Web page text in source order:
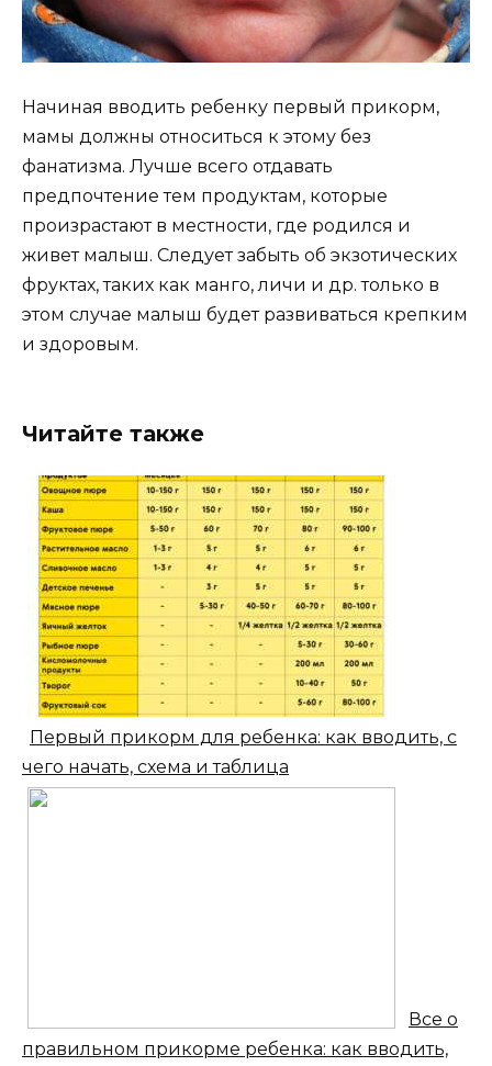
Начиная вводить ребенку первый прикорм,
мамы должны относиться к этому без
фанатизма. Лучше всего отдавать
предпочтение тем продуктам, которые
произрастают в местности, где родился и
живет малыш. Следует забыть об экзотических
фруктах, таких как манго, личи и др. только в
этом случае малыш будет развиваться крепким
и здоровым.
Читайте также
Первый прикорм для ребенка: как вводить, с
чего начать, схема и таблица
Все о
правильном прикорме ребенка: как вводить,